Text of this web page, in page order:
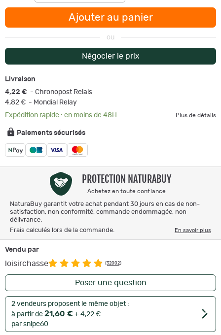
Ajouter au panier
ou
Négocier le prix
Livraison
4,22 € - Chronopost Relais
4,82 € - Mondial Relay
Expédition rapide : en moins de 48H
Plus de détails
Paiements sécurisés
PROTECTION NATURABUY
Achetez en toute confiance
NaturaBuy garantit votre achat pendant 30 jours en cas de non-
satisfaction, non conformité, commande endommagée, non
délivrance.
Frais calculés lors de la commande.
En savoir plus
Vendu par
loisirchasse (32002)
Poser une question
2 vendeurs proposent le même objet :
à partir de 21,60 € + 4,22 €
par snipe60